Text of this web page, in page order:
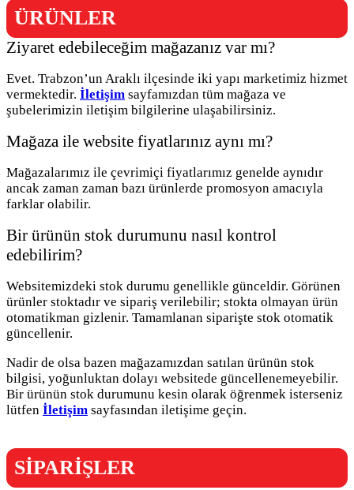
ÜRÜNLER
Ziyaret edebileceğim mağazanız var mı?
Evet. Trabzon’un Araklı ilçesinde iki yapı marketimiz hizmet
vermektedir. İletişim sayfamızdan tüm mağaza ve
şubelerimizin iletişim bilgilerine ulaşabilirsiniz.
Mağaza ile website fiyatlarınız aynı mı?
Mağazalarımız ile çevrimiçi fiyatlarımız genelde aynıdır
ancak zaman zaman bazı ürünlerde promosyon amacıyla
farklar olabilir.
Bir ürünün stok durumunu nasıl kontrol
edebilirim?
Websitemizdeki stok durumu genellikle günceldir. Görünen
ürünler stoktadır ve sipariş verilebilir; stokta olmayan ürün
otomatikman gizlenir. Tamamlanan siparişte stok otomatik
güncellenir.
Nadir de olsa bazen mağazamızdan satılan ürünün stok
bilgisi, yoğunluktan dolayı websitede güncellenemeyebilir.
Bir ürünün stok durumunu kesin olarak öğrenmek isterseniz
lütfen İletişim sayfasından iletişime geçin.
SİPARİŞLER